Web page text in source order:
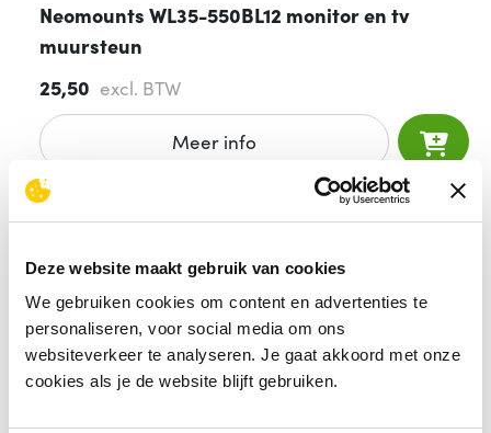
Deze website maakt gebruik van cookies
We gebruiken cookies om content en advertenties te
personaliseren, voor social media om ons
websiteverkeer te analyseren. Je gaat akkoord met onze
cookies als je de website blijft gebruiken.
Neomounts WL35-550BL12 monitor en tv
muursteun
25,50 excl. BTW
Meer info
24 stuks
Gratis retourneren